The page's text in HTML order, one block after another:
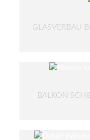
GLASVERBAU
BALKON